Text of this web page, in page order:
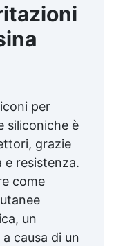
per
siliconiche è
grazie
e resistenza.
come
un
causa di un